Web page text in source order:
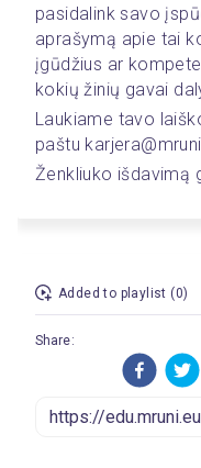
pasidalink savo
aprašymą apie tai
įgūdžius ar
kokių žinių gavai
Laukiame tavo
paštu
Ženkliuko išdavimą
Added to playlist (0)
Share: